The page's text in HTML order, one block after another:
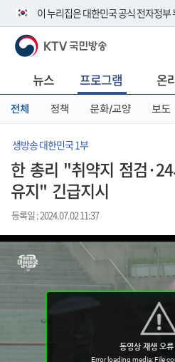
이 누리집은 대한민국 공식 전자정부
공식 누리집 주소 확인하기
니다.
이밖에 or.kr 또는 .kr등 다른 도메인
서 도메인 주소를 확인해 보세요
KTV 국민방송
뉴스 프로그램 온
전체 정책 문화/교양 보도
생방송 대한민국 1부
한 총리 "취약지 점검
유지" 긴급지시
등록일 : 2024.07.02 11:37